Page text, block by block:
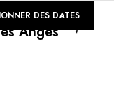
Anges
DES DATES